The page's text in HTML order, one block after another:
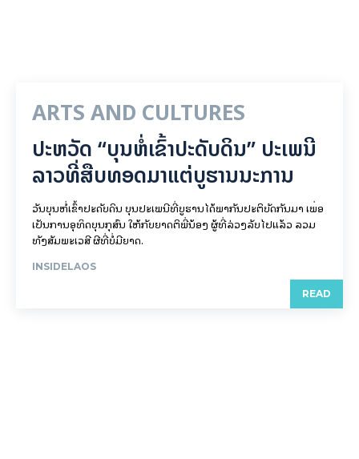
ARTS AND CULTURES
ປະຫວັດ “ບຸນຫໍ່ເຂົ້າປະດັບດິນ” ປະເພນີ
ລາວທີ່ສືບທອດມາແຕ່ບູຮານນະການ
ວັນບຸນຫໍ່ເຂົ້າປະດັບດິນ ບຸນປະເພນີທີ່ບູຮານໄດ້ພາກັນປະຕິບັດກັນມາ ເພື່ອ
ເປັນການອຸທິດບຸນກຸສົນ ໃຫ້ກັບຍາດຕິພີ່ນ້ອງ ຜູ້ທີ່ລ່ວງລັບໄປແລ້ວ ລວມ
ທັງສັມພະເວສີ ຜີທີ່ບໍ່ມີຍາດ.
INSIDELAOS
READ